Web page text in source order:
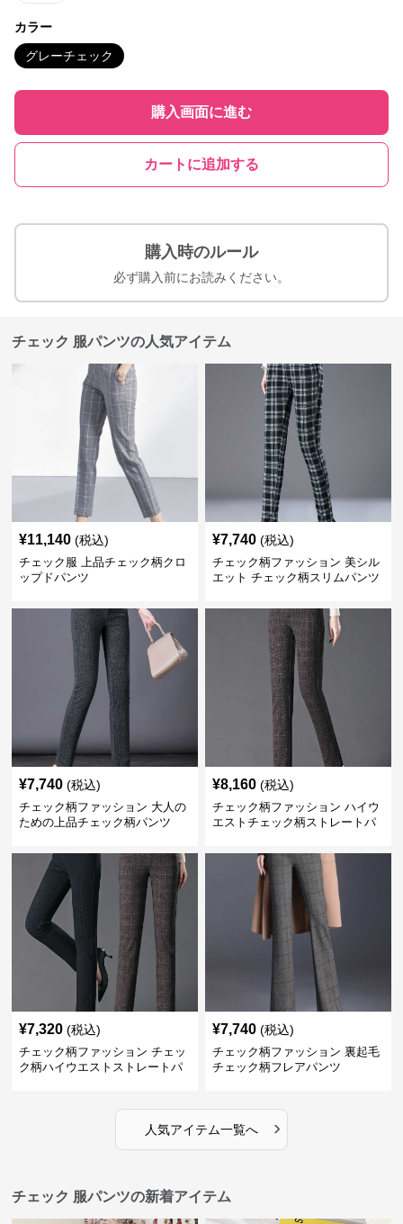
カラー
グレーチェック
購入画面に進む
カートに追加する
購入時のルール
必ず購入前にお読みください。
チェック 服パンツの人気アイテム
¥11,140 (税込)
チェック服 上品チェック柄クロ
ップドパンツ
¥7,740 (税込)
チェック柄ファッション 美シル
エット チェック柄スリムパンツ
¥7,740 (税込)
チェック柄ファッション 大人の
ための上品チェック柄パンツ
¥8,160 (税込)
チェック柄ファッション ハイウ
エストチェック柄ストレートパ
¥7,320 (税込)
チェック柄ファッション チェッ
ク柄ハイウエストストレートパ
¥7,740 (税込)
チェック柄ファッション 裏起毛
チェック柄フレアパンツ
人気アイテム一覧へ ›
チェック 服パンツの新着アイテム